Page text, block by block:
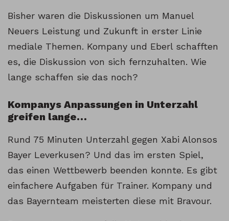
Bisher waren die Diskussionen um Manuel
Neuers Leistung und Zukunft in erster Linie
mediale Themen. Kompany und Eberl schafften
es, die Diskussion von sich fernzuhalten. Wie
lange schaffen sie das noch?
Kompanys Anpassungen in Unterzahl
greifen lange…
Rund 75 Minuten Unterzahl gegen Xabi Alonsos
Bayer Leverkusen? Und das im ersten Spiel,
das einen Wettbewerb beenden konnte. Es gibt
einfachere Aufgaben für Trainer. Kompany und
das Bayernteam meisterten diese mit Bravour.